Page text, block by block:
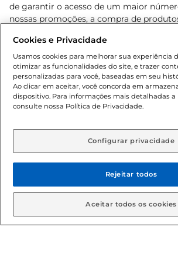
de garantir o acesso de um maior
nossas promoções, a compra de
cliente. Os preços, ofertas e condições
o e-commerce e válidos durante o dia de
sofrer alterações sem prévia notificação.
de bebidas alcoólicas para menores de
Lei n.º 8069/90, art. 81, inciso II
Adolescente). Preços e condições
aviso prévio. O valor mínimo para as
© 2026 Copyright. Todos os
reservados Gbarbosa.
Cookies e Privacidade
Usamos cookies para melhorar sua experiência
otimizar as funcionalidades do site, e trazer
personalizadas para você, baseadas em seu
Ao clicar em aceitar, você concorda em
dispositivo. Para informações mais detalhadas a
consulte nossa Política de Privacidade.
Configurar privacidade
Rejeitar todos
Aceitar todos os cookies